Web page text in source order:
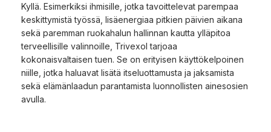
Kyllä. Esimerkiksi ihmisille, jotka tavoittelevat parempaa
keskittymistä työssä, lisäenergiaa pitkien päivien aikana
sekä paremman ruokahalun hallinnan kautta ylläpitoa
terveellisille valinnoille, Trivexol tarjoaa
kokonaisvaltaisen tuen. Se on erityisen käyttökelpoinen
niille, jotka haluavat lisätä itseluottamusta ja jaksamista
sekä elämänlaadun parantamista luonnollisten ainesosien
avulla.